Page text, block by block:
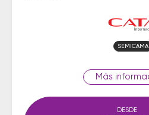
SEMICAMA
DESDE